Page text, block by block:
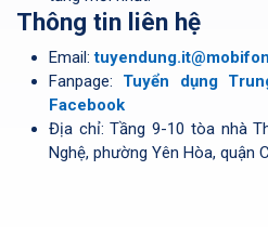
Thông tin liên hệ
Email:
Fanpage: Tuyển dụng
Facebook
Địa chỉ: Tầng 9-10 tòa nhà
Nghệ, phường Yên Hòa, quận